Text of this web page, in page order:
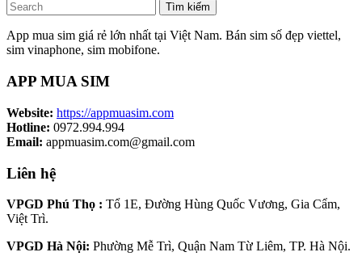
Tìm kiếm
App mua sim giá rẻ lớn nhất tại Việt Nam. Bán sim số đẹp viettel,
sim vinaphone, sim mobifone.
APP MUA SIM
Website: https://appmuasim.com
Hotline: 0972.994.994
Email: appmuasim.com@gmail.com
Liên hệ
VPGD Phú Thọ : Tổ 1E, Đường Hùng Quốc Vương, Gia Cẩm,
Việt Trì.
VPGD Hà Nội: Phường Mễ Trì, Quận Nam Từ Liêm, TP. Hà Nội.